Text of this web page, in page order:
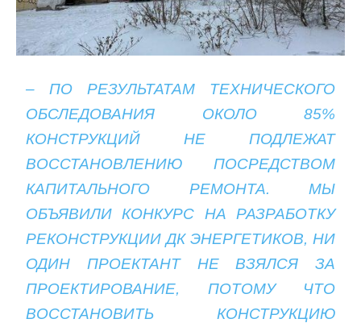
– ПО РЕЗУЛЬТАТАМ ТЕХНИЧЕСКОГО
ОБСЛЕДОВАНИЯ ОКОЛО 85%
КОНСТРУКЦИЙ НЕ ПОДЛЕЖАТ
ВОССТАНОВЛЕНИЮ ПОСРЕДСТВОМ
КАПИТАЛЬНОГО РЕМОНТА. МЫ
ОБЪЯВИЛИ КОНКУРС НА РАЗРАБОТКУ
РЕКОНСТРУКЦИИ ДК ЭНЕРГЕТИКОВ, НИ
ОДИН ПРОЕКТАНТ НЕ ВЗЯЛСЯ ЗА
ПРОЕКТИРОВАНИЕ, ПОТОМУ ЧТО
ВОССТАНОВИТЬ КОНСТРУКЦИЮ